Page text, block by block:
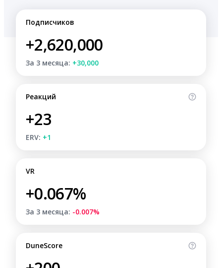
Подписчиков
+2,620,000
За 3 месяца: +30,000
Реакций
+23
ERV: +1
VR
+0.067%
За 3 месяца: -0.007%
DuneScore